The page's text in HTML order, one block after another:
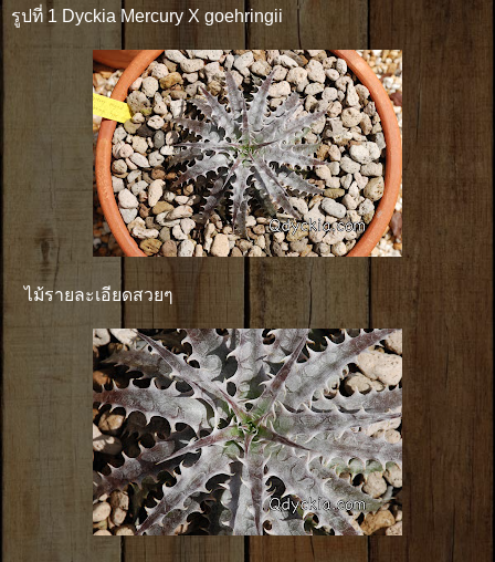
รูปที่ 1 Dyckia Mercury X goehringii
ไม้รายละเอียดสวยๆ